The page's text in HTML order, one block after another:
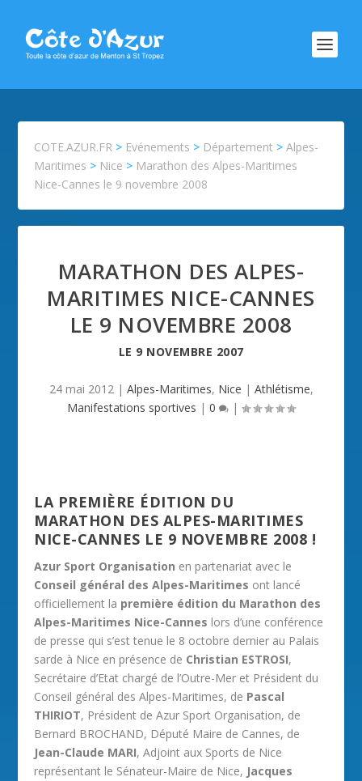
COTE.AZUR.FR > Evénements > Département >Alpes-
Maritimes > Nice > Marathon des Alpes-Maritimes
Nice-Cannes le 9 novembre 2008
MARATHON DES ALPES-
MARITIMES NICE-CANNES
LE 9 NOVEMBRE 2008
LE 9 NOVEMBRE 2007
24 mai 2012| Alpes-Maritimes, Nice | Athlétisme,
Manifestations sportives | 0 |
LA PREMIÈRE ÉDITION DU
MARATHON DES ALPES-MARITIMES
NICE-CANNES LE 9 NOVEMBRE 2008 !
Azur Sport Organisation en partenariat avec le
Conseil général des Alpes-Maritimes ont lancé
officiellement la première édition du Marathon des
Alpes-Maritimes Nice-Cannes lors d’une conférence
de presse qui s’est tenue le 8 octobre dernier au Palais
sarde à Nice en présence de Christian ESTROSI,
Secrétaire d’Etat chargé de l’Outre-Mer et Président du
Conseil général des Alpes-Maritimes, de Pascal
THIRIOT, Président de Azur Sport Organisation, de
Bernard BROCHAND, Député Maire de Cannes, de
Jean-Claude MARI, Adjoint aux Sports de Nice
représentant le Sénateur-Maire de Nice, Jacques